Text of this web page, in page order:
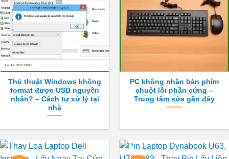
Thủ thuật Windows không
format được USB nguyên
nhân? – Cách tự xử lý tại
nhà
PC không nhận bàn phím
chuột lỗi phần cứng –
Trung tâm sửa gần đây